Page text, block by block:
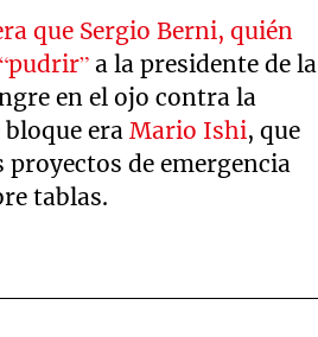
que Sergio Berni, quién
a la presidente de la
en el ojo contra la
era Mario Ishi, que
de emergencia
tablas.